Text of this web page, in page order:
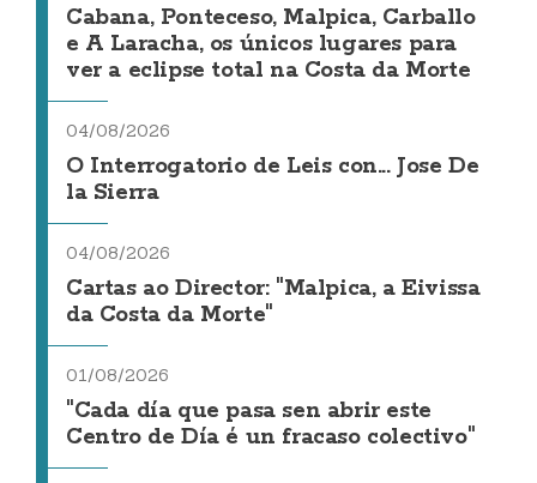
Cabana, Ponteceso, Malpica, Carballo
e A Laracha, os únicos lugares para
ver a eclipse total na Costa da Morte
04/08/2026
O Interrogatorio de Leis con... Jose De
la Sierra
04/08/2026
Cartas ao Director: "Malpica, a Eivissa
da Costa da Morte"
01/08/2026
"Cada día que pasa sen abrir este
Centro de Día é un fracaso colectivo"